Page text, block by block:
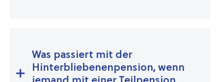
Was passiert mit der
Hinterbliebenenpension, wenn